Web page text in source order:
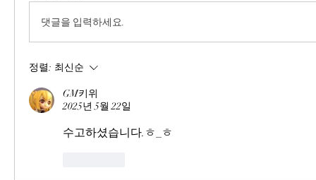
댓글을 입력하세요.
정렬: 최신순
GM키위
2025년 5월 22일
수고하셨습니다.ㅎ_ㅎ